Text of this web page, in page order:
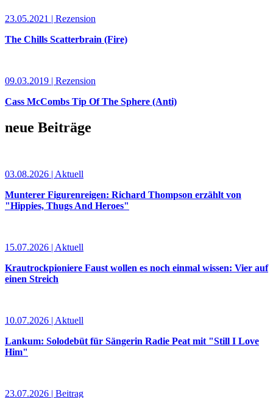
23.05.2021 | Rezension
The Chills Scatterbrain (Fire)
09.03.2019 | Rezension
Cass McCombs Tip Of The Sphere (Anti)
neue Beiträge
03.08.2026 | Aktuell
Munterer Figurenreigen: Richard Thompson erzählt von
"Hippies, Thugs And Heroes"
15.07.2026 | Aktuell
Krautrockpioniere Faust wollen es noch einmal wissen: Vier auf
einen Streich
10.07.2026 | Aktuell
Lankum: Solodebüt für Sängerin Radie Peat mit "Still I Love
Him"
23.07.2026 | Beitrag